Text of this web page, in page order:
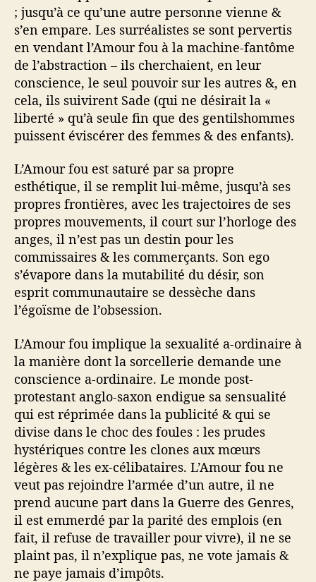
; jusqu’à ce qu’une autre personne vienne &
s’en empare. Les surréalistes se sont pervertis
en vendant l’Amour fou à la machine-fantôme
de l’abstraction – ils cherchaient, en leur
conscience, le seul pouvoir sur les autres &, en
cela, ils suivirent Sade (qui ne désirait la «
liberté » qu’à seule fin que des gentilshommes
puissent éviscérer des femmes & des enfants).
L’Amour fou est saturé par sa propre
esthétique, il se remplit lui-même, jusqu’à ses
propres frontières, avec les trajectoires de ses
propres mouvements, il court sur l’horloge des
anges, il n’est pas un destin pour les
commissaires & les commerçants. Son ego
s’évapore dans la mutabilité du désir, son
esprit communautaire se dessèche dans
l’égoïsme de l’obsession.
L’Amour fou implique la sexualité a-ordinaire à
la manière dont la sorcellerie demande une
conscience a-ordinaire. Le monde post-
protestant anglo-saxon endigue sa sensualité
qui est réprimée dans la publicité & qui se
divise dans le choc des foules : les prudes
hystériques contre les clones aux mœurs
légères & les ex-célibataires. L’Amour fou ne
veut pas rejoindre l’armée d’un autre, il ne
prend aucune part dans la Guerre des Genres,
il est emmerdé par la parité des emplois (en
fait, il refuse de travailler pour vivre), il ne se
plaint pas, il n’explique pas, ne vote jamais &
ne paye jamais d’impôts.